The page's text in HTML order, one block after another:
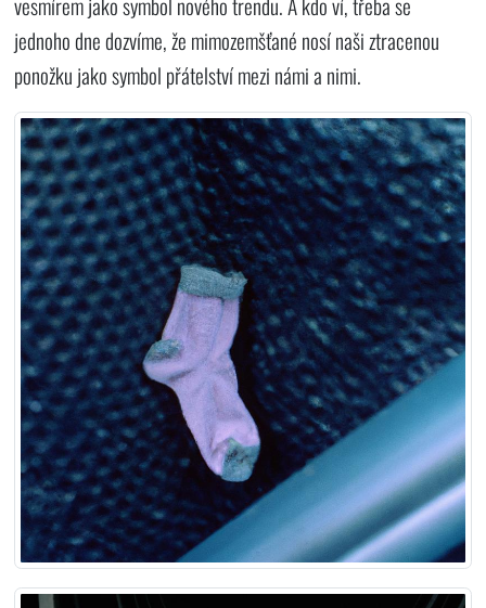
jednoho dne dozvíme, že mimozemšťané nosí naši ztracenou
ponožku jako symbol přátelství mezi námi a nimi.